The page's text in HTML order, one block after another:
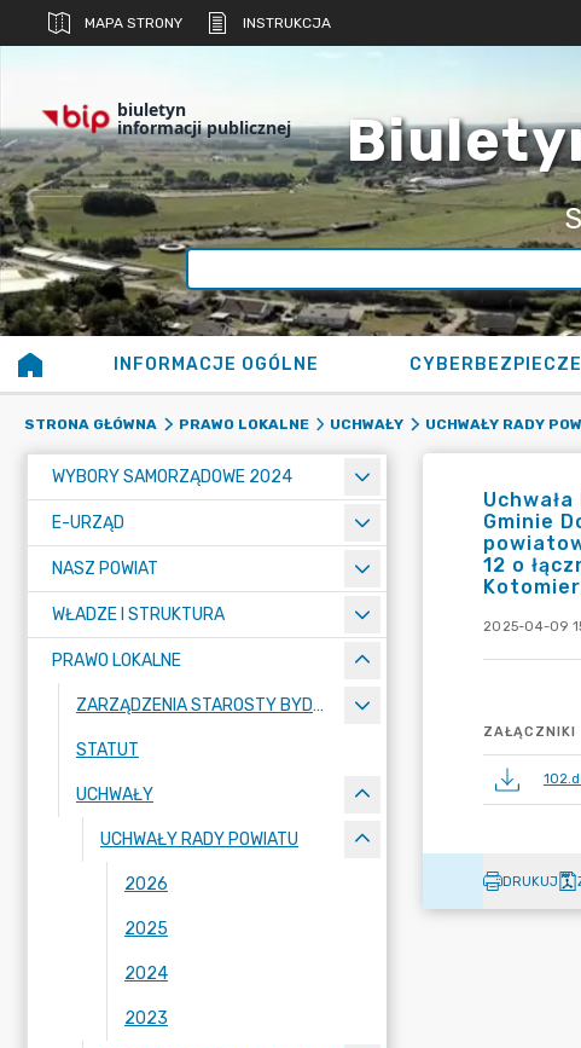
MAPA STRONY INSTRUKCJA
biuletyn
informacji publicznej
INFORMACJE OGÓLNE
STRONA GŁÓWNA PRAWO LOKALNE UCHWAŁY UCHWAŁY RADY
WYBORY SAMORZĄDOWE 2024
E-URZĄD
NASZ POWIAT
WŁADZE I STRUKTURA
PRAWO LOKALNE
ZARZĄDZENIA STAROSTY BYDGOSKIEGO
STATUT
UCHWAŁY
UCHWAŁY RADY POWIATU
2026
2025
2024
2023
Gminie
12 o
2025-04-09
ZAŁĄCZNIKI
DRUKUJ